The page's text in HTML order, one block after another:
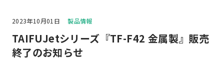
2023年10月01日 製品情報
TAIFUJetシリーズ『TF-F42 金属製』販売
終了のお知らせ